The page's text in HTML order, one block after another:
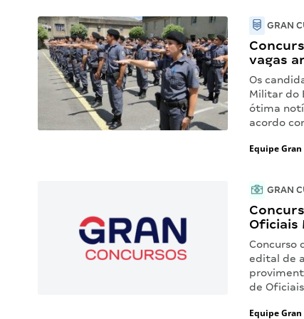
GRAN
vagas
Os
Militar do
ótima
acordo
Equipe Gran
GRAN
Oficiais
Concurso
edital de
de
Equipe Gran